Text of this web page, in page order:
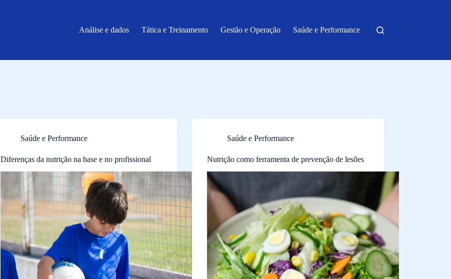
Análise e dados Tática e Treinamento Gestão e Operação Saúde e Performance
Saúde e Performance
Diferenças da nutrição na base e no profissional
Saúde e Performance
Nutrição como ferramenta de prevenção de lesões